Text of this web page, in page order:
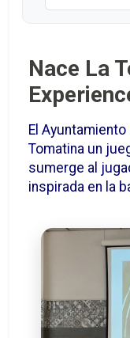
Nace La
El
Tomatina un
sumerge al
inspirada en la